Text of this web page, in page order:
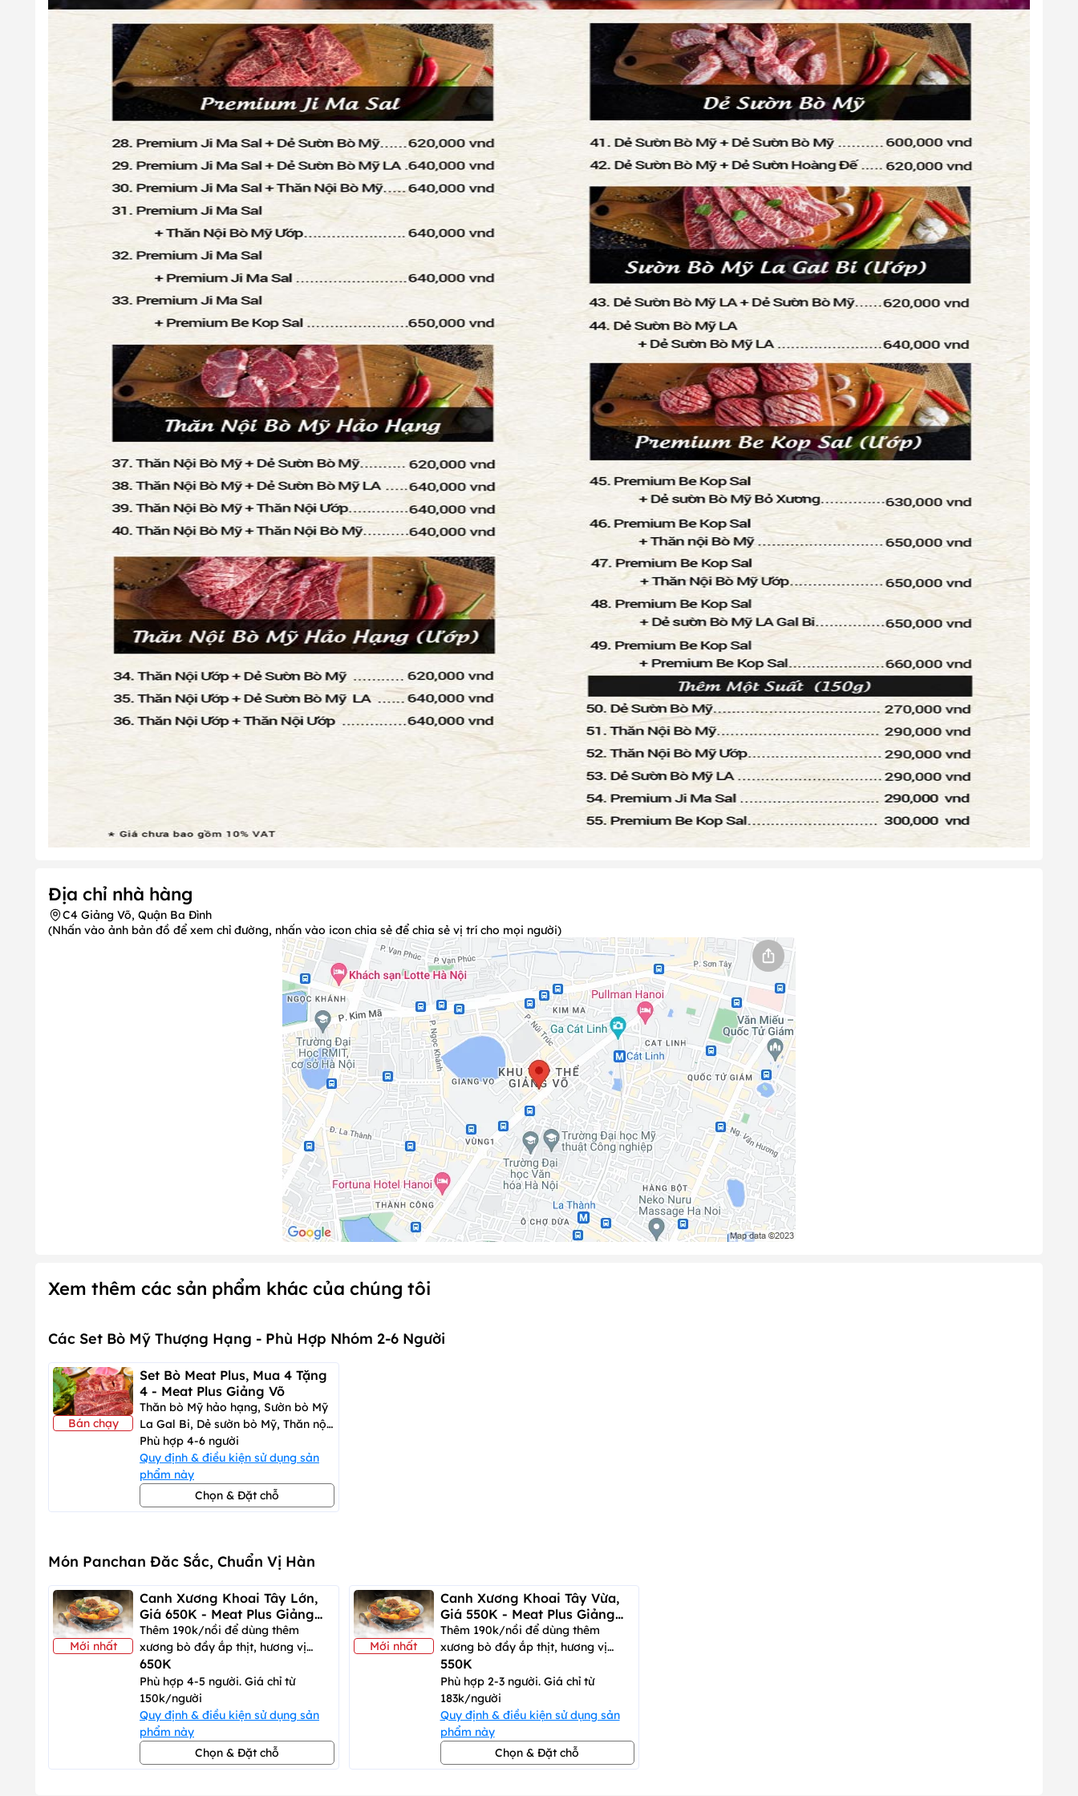
- Thời gian nhà hàng giữ chỗ tối đa:
6. Quy định về số khách tối thiểu trên mỗi lượt đặt bàn
- Thông tin chưa được cập nhật, vui lòng liên hệ để biết chi tiết.
7. Quy định về Hoá đơn: Có, cụ thể như sau:
- Hoá đơn VAT:Nhà hàng luôn thu10%VAT.
- Hoá đơn trực tiếp:Nhà hàng không xuất hóa đơn trực tiếp.
8. Quy định về Phí phục vụ
- Thông tin chưa được cập nhật, vui lòng liên hệ để biết chi tiết.
9. Quy định về phí mang đồ vào: Có, cụ thể như sau:
- Khách hàng không mang đồ ăn, đồ uống từ ngoài vào.
Địa chỉ nhà hàng
C4 Giảng Võ, Quận Ba Đình
(Nhấn vào ảnh bản đồ để xem chỉ đường, nhấn vào icon chia sẻ để chia sẻ vị trí cho mọi người)
Xem thêm các sản phẩm khác của chúng tôi
Các Set Bò Mỹ Thượng Hạng - Phù Hợp Nhóm 2-6 Người
Bán chạy
Set Bò Meat Plus, Mua 4 Tặng
4 - Meat Plus Giảng Võ
Thăn bò Mỹ hảo hạng, Sườn bò Mỹ
La Gal Bi, Dẻ sườn bò Mỹ, Thăn nội
bò Mỹ
Phù hợp 4-6 người
Quy định & điều kiện sử dụng sản
phẩm này
Chọn & Đặt chỗ
Món Panchan Đăc Sắc, Chuẩn Vị Hàn
Mới nhất
Canh Xương Khoai Tây Lớn,
Giá 650K - Meat Plus Giảng
Võ
Thêm 190k/nồi để dùng thêm
xương bò đầy ắp thịt, hương vị
đậm đà, cay tê nhẹ
650K
Phù hợp 4-5 người. Giá chỉ từ
150k/người
Quy định & điều kiện sử dụng sản
phẩm này
Chọn & Đặt chỗ
Mới nhất
Canh Xương Khoai Tây Vừa,
Giá 550K - Meat Plus Giảng
Võ
Thêm 190k/nồi để dùng thêm
xương bò đầy ắp thịt, hương vị
đậm đà, cay tê nhẹ
550K
Phù hợp 2-3 người. Giá chỉ từ
183k/người
Quy định & điều kiện sử dụng sản
phẩm này
Chọn & Đặt chỗ